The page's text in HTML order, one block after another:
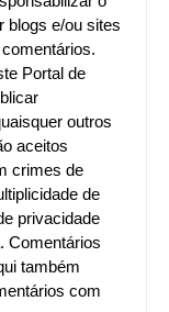
blogs e/ou sites
Portal de
outros
aceitos
crimes de
de
privacidade
Comentários
também
com